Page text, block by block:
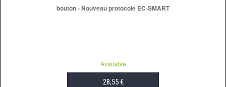
bouton - Nouveau protocole EC-SMART
Available
28,55 €